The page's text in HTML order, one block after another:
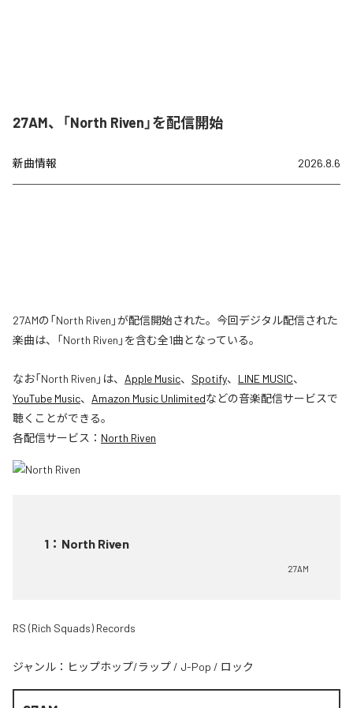
27AM、「North Riven」を配信開始
新曲情報 2026.8.6
27AMの「North Riven」が配信開始された。今回デジタル配信された
楽曲は、「North Riven」を含む全1曲となっている。
なお「North Riven 」は、 Apple Music、 Spotify、 LINE MUSIC、
YouTube Music、 Amazon Music Unlimitedなどの音楽配信サービスで
聴くことができる。
各配信サービス： North Riven
1 ： North Riven
27AM
RS (Rich Squads) Records
ジャンル： ヒップホップ/ラップ / J-Pop / ロック